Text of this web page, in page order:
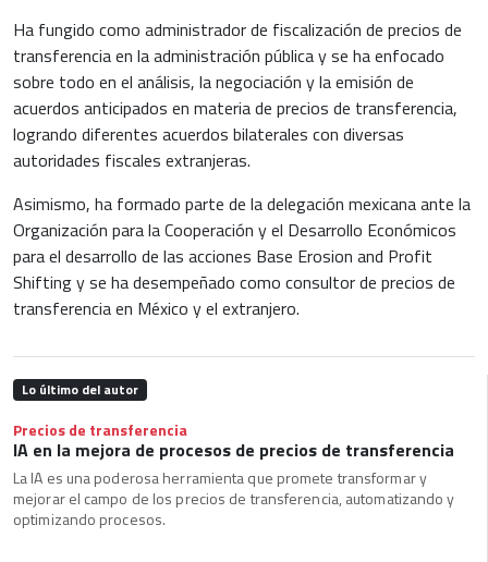
Ha fungido como administrador de fiscalización de precios de
transferencia en la administración pública y se ha enfocado
sobre todo en el análisis, la negociación y la emisión de
acuerdos anticipados en materia de precios de transferencia,
logrando diferentes acuerdos bilaterales con diversas
autoridades fiscales extranjeras.
Asimismo, ha formado parte de la delegación mexicana ante la
Organización para la Cooperación y el Desarrollo Económicos
para el desarrollo de las acciones Base Erosion and Profit
Shifting y se ha desempeñado como consultor de precios de
transferencia en México y el extranjero.
Lo último del autor
Precios de transferencia
IA en la mejora de procesos de precios de transferencia
La IA es una poderosa herramienta que promete transformar y
mejorar el campo de los precios de transferencia, automatizando y
optimizando procesos.